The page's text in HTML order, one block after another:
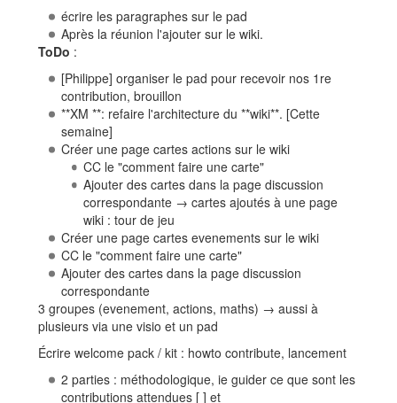
écrire les paragraphes sur le pad
Après la réunion l'ajouter sur le wiki.
ToDo :
[Philippe] organiser le pad pour recevoir nos 1re
contribution, brouillon
**XM **: refaire l'architecture du **wiki**. [Cette
semaine]
Créer une page cartes actions sur le wiki
CC le "comment faire une carte"
Ajouter des cartes dans la page discussion
correspondante → cartes ajoutés à une page
wiki : tour de jeu
Créer une page cartes evenements sur le wiki
CC le "comment faire une carte"
Ajouter des cartes dans la page discussion
correspondante
3 groupes (evenement, actions, maths) → aussi à
plusieurs via une visio et un pad
Écrire welcome pack / kit : howto contribute, lancement
2 parties : méthodologique, ie guider ce que sont les
contributions attendues [ ] et